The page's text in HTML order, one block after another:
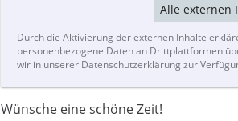
Alle externen
Durch die Aktivierung der externen Inhalte
personenbezogene Daten an Drittplattformen
wir in unserer Datenschutzerklärung zur
Wünsche eine schöne Zeit!